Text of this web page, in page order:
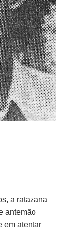
a ratazana
antemão
em atentar